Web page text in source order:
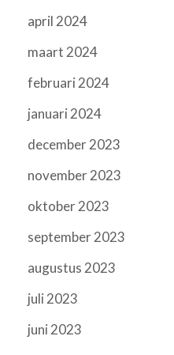
april 2024
maart 2024
februari 2024
januari 2024
december 2023
november 2023
oktober 2023
september 2023
augustus 2023
juli 2023
juni 2023